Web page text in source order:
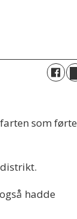
som førte
hadde